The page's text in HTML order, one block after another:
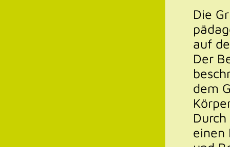
Die
auf
Der
dem
einen